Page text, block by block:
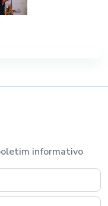
informativo